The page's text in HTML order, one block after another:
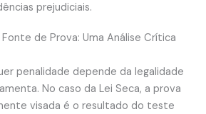
prejudiciais.
de Prova: Uma Análise Crítica
penalidade depende da legalidade
No caso da Lei Seca, a prova
visada é o resultado do teste